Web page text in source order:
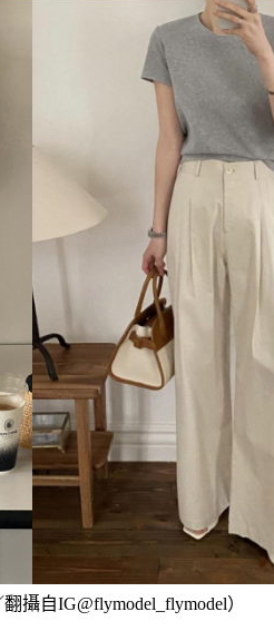
攝自IG@flymodel_flymodel）